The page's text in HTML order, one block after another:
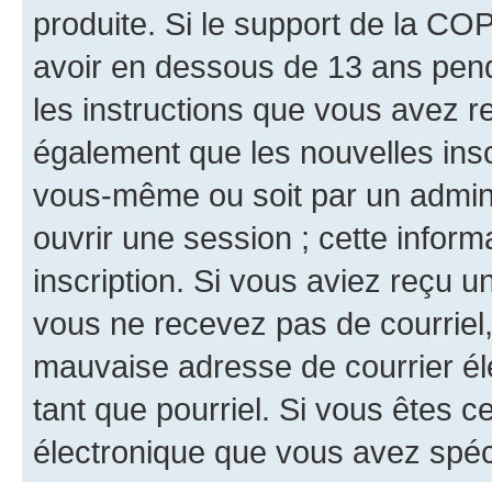
produite. Si le support de la
avoir en dessous de 13 ans
les instructions que vous avez
également que les nouvelles
vous-même ou soit par un
ouvrir une session ; cette
inscription. Si vous aviez reçu
vous ne recevez pas de
mauvaise adresse de courrier
tant que pourriel. Si vous êtes
électronique que vous avez